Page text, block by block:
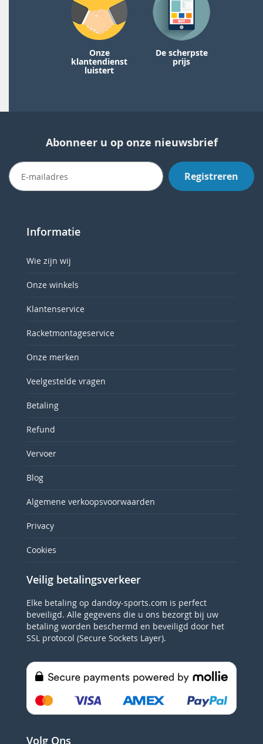
Onze
klantendienst
luistert
De scherpste
prijs
Abonneer u op onze nieuwsbrief
Registreren
Informatie
Wie zijn wij
Onze winkels
Klantenservice
Racketmontageservice
Onze merken
Veelgestelde vragen
Betaling
Refund
Vervoer
Blog
Algemene verkoopsvoorwaarden
Privacy
Cookies
Veilig betalingsverkeer
Elke betaling op dandoy-sports.com is perfect
beveiligd. Alle gegevens die u ons bezorgt bij uw
betaling worden beschermd en beveiligd door het
SSL protocol (Secure Sockets Layer).
Volg Ons